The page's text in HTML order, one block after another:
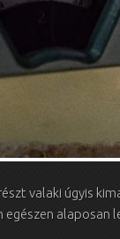
valaki úgyis
alaposan